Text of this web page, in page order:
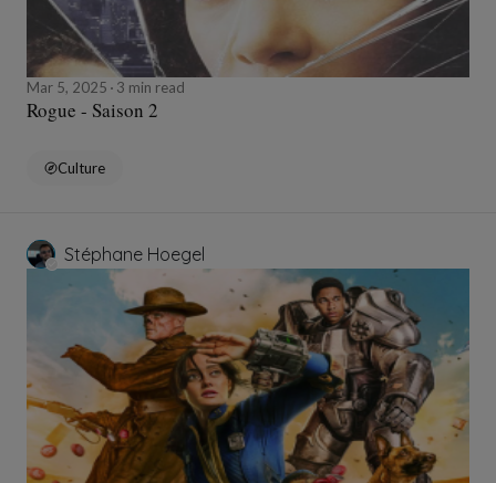
Mar 5, 2025 3 min read
Rogue - Saison 2
Culture
Stéphane Hoegel